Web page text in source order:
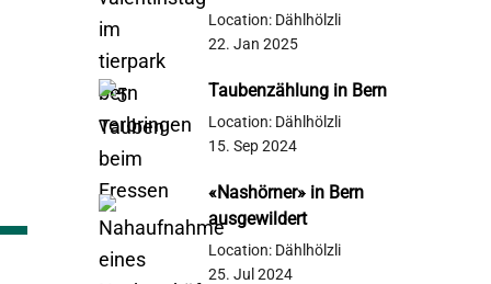
Location: Dählhölzli
22. Jan 2025
Taubenzählung in Bern
Location: Dählhölzli
15. Sep 2024
«Nashörner» in Bern
ausgewildert
Location: Dählhölzli
25. Jul 2024